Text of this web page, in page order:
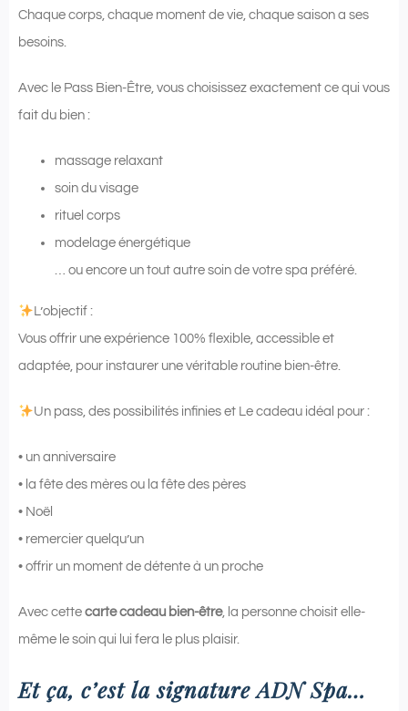
Chaque corps, chaque moment de vie, chaque saison a ses
besoins.
Avec le Pass Bien-Être, vous choisissez exactement ce qui vous
fait du bien :
massage relaxant
soin du visage
rituel corps
modelage énergétique
… ou encore un tout autre soin de votre spa préféré.
L’objectif :
Vous offrir une expérience 100% flexible, accessible et
adaptée, pour instaurer une véritable routine bien-être.
Un pass, des possibilités infinies et Le cadeau idéal pour :
• un anniversaire
• la fête des mères ou la fête des pères
• Noël
• remercier quelqu’un
• offrir un moment de détente à un proche
Avec cette carte cadeau bien-être, la personne choisit elle-
même le soin qui lui fera le plus plaisir.
Et ça, c’est la signature ADN Spa…